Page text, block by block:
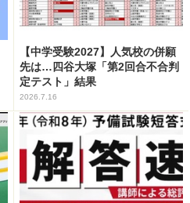
【中学受験2027】人気校の併願
先は…四谷大塚「第2回合不合判
定テスト」結果
2026.7.16